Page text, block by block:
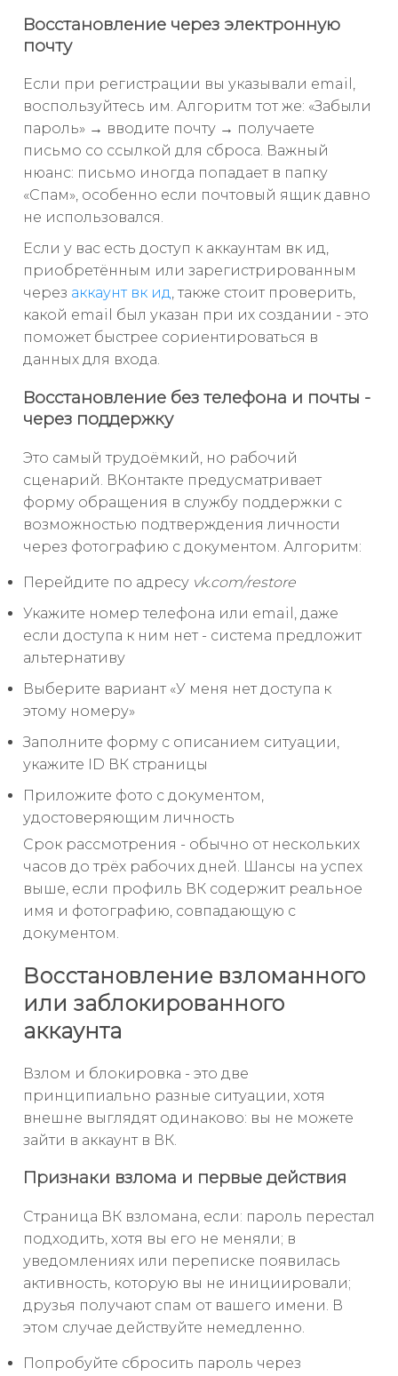
Восстановление через электронную
почту
Если при регистрации вы указывали email,
воспользуйтесь им. Алгоритм тот же: «Забыли
пароль» → вводите почту → получаете
письмо со ссылкой для сброса. Важный
нюанс: письмо иногда попадает в папку
«Спам», особенно если почтовый ящик давно
не использовался.
Если у вас есть доступ к аккаунтам вк ид,
приобретённым или зарегистрированным
через аккаунт вк ид, также стоит проверить,
какой email был указан при их создании - это
поможет быстрее сориентироваться в
данных для входа.
Восстановление без телефона и почты -
через поддержку
Это самый трудоёмкий, но рабочий
сценарий. ВКонтакте предусматривает
форму обращения в службу поддержки с
возможностью подтверждения личности
через фотографию с документом. Алгоритм:
Перейдите по адресу vk.com/restore
Укажите номер телефона или email, даже
если доступа к ним нет - система предложит
альтернативу
Выберите вариант «У меня нет доступа к
этому номеру»
Заполните форму с описанием ситуации,
укажите ID ВК страницы
Приложите фото с документом,
удостоверяющим личность
Срок рассмотрения - обычно от нескольких
часов до трёх рабочих дней. Шансы на успех
выше, если профиль ВК содержит реальное
имя и фотографию, совпадающую с
документом.
Восстановление взломанного
или заблокированного
аккаунта
Взлом и блокировка - это две
принципиально разные ситуации, хотя
внешне выглядят одинаково: вы не можете
зайти в аккаунт в ВК.
Признаки взлома и первые действия
Страница ВК взломана, если: пароль перестал
подходить, хотя вы его не меняли; в
уведомлениях или переписке появилась
активность, которую вы не инициировали;
друзья получают спам от вашего имени. В
этом случае действуйте немедленно.
Попробуйте сбросить пароль через